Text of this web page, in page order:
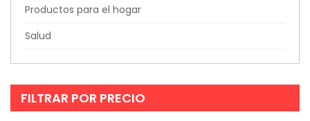
Productos para el hogar
Salud
FILTRAR POR PRECIO